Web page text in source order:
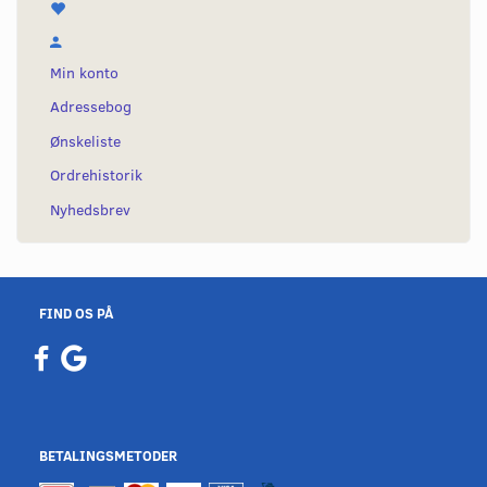
Min konto
Adressebog
Ønskeliste
Ordrehistorik
Nyhedsbrev
FIND OS PÅ
BETALINGSMETODER